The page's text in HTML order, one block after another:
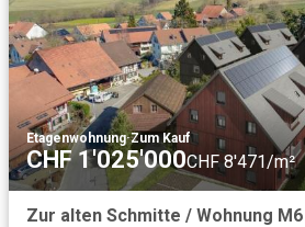
Etagenwohnung·Zum Kauf
CHF 1'025'000CHF 8'471/m²
Zur alten Schmitte / Wohnung M6